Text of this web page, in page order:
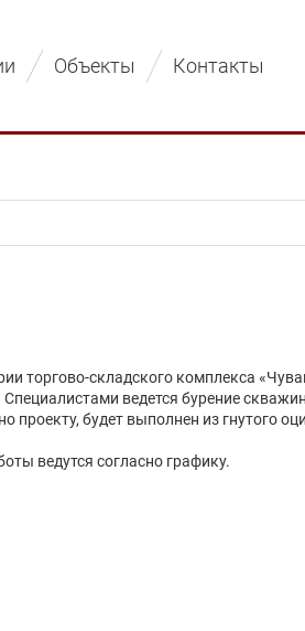
Объекты Контакты
торгово-складского комплекса
ведется бурение
проекту, будет выполнен из гнутого
ведутся согласно графику.